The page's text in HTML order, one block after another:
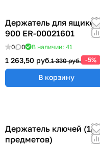
Держатель для ящиков
900 ER-00021601
0 0 В наличии: 41
1 263,50 руб.1 330 руб. -5%
В корзину
Держатель ключей (14
предметов)